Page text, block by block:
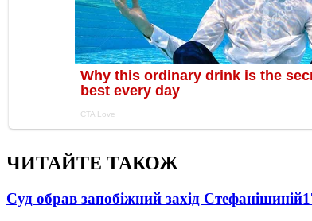
ЧИТАЙТЕ ТАКОЖ
Суд обрав запобіжний захід Стефанішиній